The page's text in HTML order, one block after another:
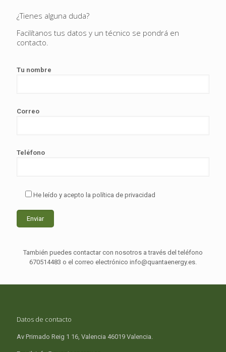
¿Tienes alguna duda?
Facilítanos tus datos y un técnico se pondrá en
contacto.
Tu nombre
Correo
Teléfono
He leído y acepto la política de privacidad
También puedes contactar con nosotros a través del teléfono
670514483 o el correo electrónico info@quantaenergy.es.
Datos de contacto
Av Primado Reig 1 16, Valencia 46019 Valencia.